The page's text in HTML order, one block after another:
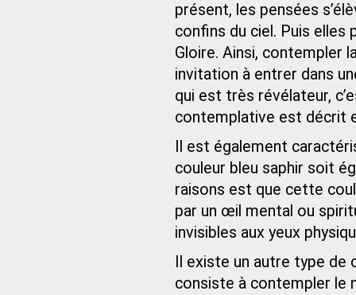
présent, les pensées
confins du ciel. Puis elles
Gloire. Ainsi, contempler
invitation à entrer dans
qui est très révélateur,
contemplative est décrit
Il est également
couleur bleu saphir soit
raisons est que cette
par un œil mental ou
invisibles aux yeux
Il existe un autre type
consiste à contempler le